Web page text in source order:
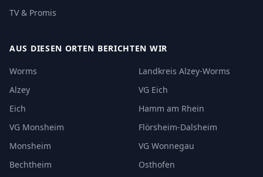
TV & Promis
AUS DIESEN ORTEN BERICHTEN WIR
Worms
Landkreis Alzey-Worms
Alzey
VG Eich
Eich
Hamm am Rhein
VG Monsheim
Flörsheim-Dalsheim
Monsheim
VG Wonnegau
Bechtheim
Osthofen